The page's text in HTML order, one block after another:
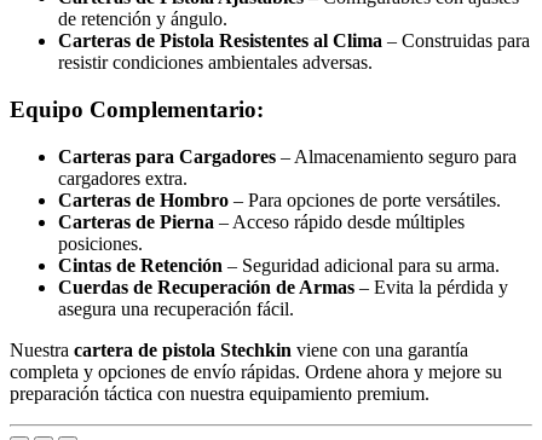
de retención y ángulo.
Carteras de Pistola Resistentes al Clima – Construidas para
resistir condiciones ambientales adversas.
Equipo Complementario:
Carteras para Cargadores – Almacenamiento seguro para
cargadores extra.
Carteras de Hombro – Para opciones de porte versátiles.
Carteras de Pierna – Acceso rápido desde múltiples
posiciones.
Cintas de Retención – Seguridad adicional para su arma.
Cuerdas de Recuperación de Armas – Evita la pérdida y
asegura una recuperación fácil.
Nuestra cartera de pistola Stechkin viene con una garantía
completa y opciones de envío rápidas. Ordene ahora y mejore su
preparación táctica con nuestra equipamiento premium.